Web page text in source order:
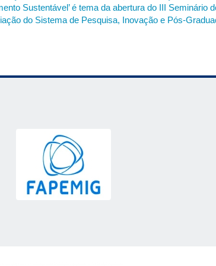
confocal e digitalização de lâminas.
de graduação e pós-graduação interessados
terão a oportunidade de conhecer estes
das principais redes sociais (Instagram,
que fazem comunicação pública e
introdutórias de comunicação imagética (design
Sustentável’ é tema da abertura do III Seminário
do Sistema de Pesquisa, Inovação e Pós-